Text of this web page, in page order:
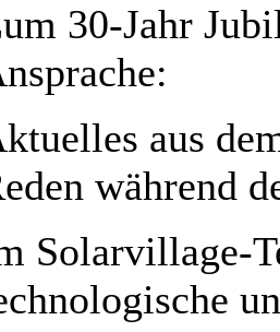
30-Jahr
aus
während
Solarvillage-